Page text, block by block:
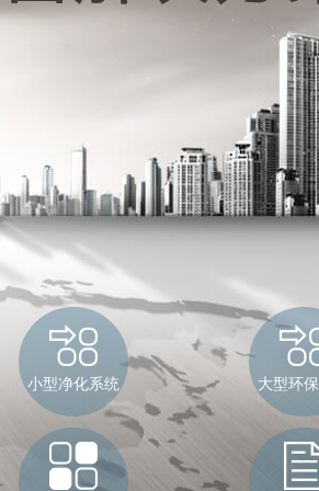
小型净化系统 大型环